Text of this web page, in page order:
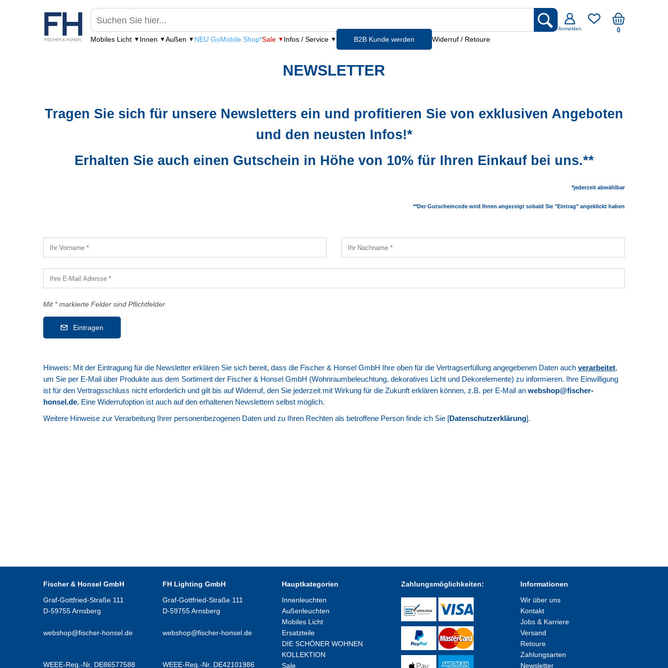
Anmelden 0
Mobiles Licht Innen Außen NEU GoMobile Shop*Sale Infos / Service B2B Kunde werden Widerruf / Retoure
NEWSLETTER
Tragen Sie sich für unsere Newsletters ein und profitieren Sie von exklusiven Angeboten
und den neusten Infos!*
Erhalten Sie auch einen Gutschein in Höhe von 10% für Ihren Einkauf bei uns.**
*jederzeit abwählbar
**Der Gutscheincode wird Ihnen angezeigt sobald Sie "Eintrag" angeklickt haben
Mit * markierte Felder sind Pflichtfelder
Eintragen
Hinweis: Mit der Eintragung für die Newsletter erklären Sie sich bereit, dass die Fischer & Honsel GmbH Ihre oben für die Vertragserfüllung angegebenen Daten auch verarbeitet,
um Sie per E-Mail über Produkte aus dem Sortiment der Fischer & Honsel GmbH (Wohnraumbeleuchtung, dekoratives Licht und Dekorelemente) zu informieren. Ihre Einwilligung
ist für den Vertragsschluss nicht erforderlich und gilt bis auf Widerruf, den Sie jederzeit mit Wirkung für die Zukunft erklären können, z.B. per E-Mail an webshop@fischer-
honsel.de. Eine Widerrufoption ist auch auf den erhaltenen Newslettern selbst möglich.
Weitere Hinweise zur Verarbeitung Ihrer personenbezogenen Daten und zu Ihren Rechten als betroffene Person finde ich Sie [Datenschutzerklärung].
Fischer & Honsel GmbH
Graf-Gottfried-Straße 111
D-59755 Arnsberg
webshop@fischer-honsel.de
WEEE-Reg.-Nr. DE86577588
FH Lighting GmbH
Graf-Gottfried-Straße 111
D-59755 Arnsberg
webshop@fischer-honsel.de
WEEE-Reg.-Nr. DE42101986
Hauptkategorien
Innenleuchten
Außenleuchten
Mobiles Licht
Ersatzteile
DIE SCHÖNER WOHNEN
KOLLEKTION
Sale
Zahlungsmöglichkeiten:
Informationen
Wir über uns
Kontakt
Jobs & Karriere
Versand
Retoure
Zahlungsarten
Newsletter